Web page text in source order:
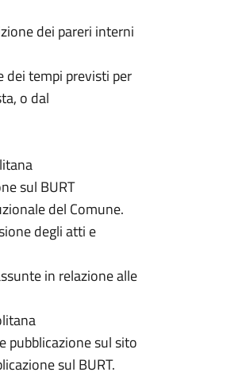
dei pareri interni
dei tempi previsti per
o dal
sul BURT
del Comune.
degli atti e
in relazione alle
pubblicazione sul sito
sul BURT.